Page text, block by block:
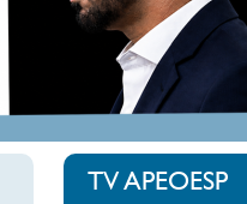
TV APEOESP